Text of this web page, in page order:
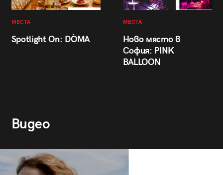
МЕСТА
Spotlight On: DÒMA
МЕСТА
Ново място в
София: PINK
BALLOON
Видео